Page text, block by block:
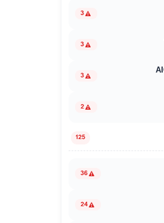
3
3
3
2
125
36
24